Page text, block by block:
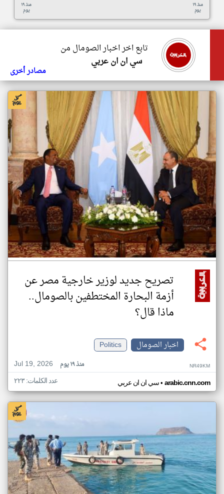
منذ ١٩
يوم
منذ ١٩
يوم
تابع اخر اخبار الصومال من
سي ان ان عربي
مصادر أخرى
تصريح جديد لوزير خارجية مصر عن
أزمة البحارة المختطفين بالصومال..
ماذا قال؟
اخبار الصومال
Politics
Jul 19, 2026
منذ ١٩ يوم NR49KM
سي ان ان عربي• arabic.cnn.com عدد الكلمات: ٢٢٣